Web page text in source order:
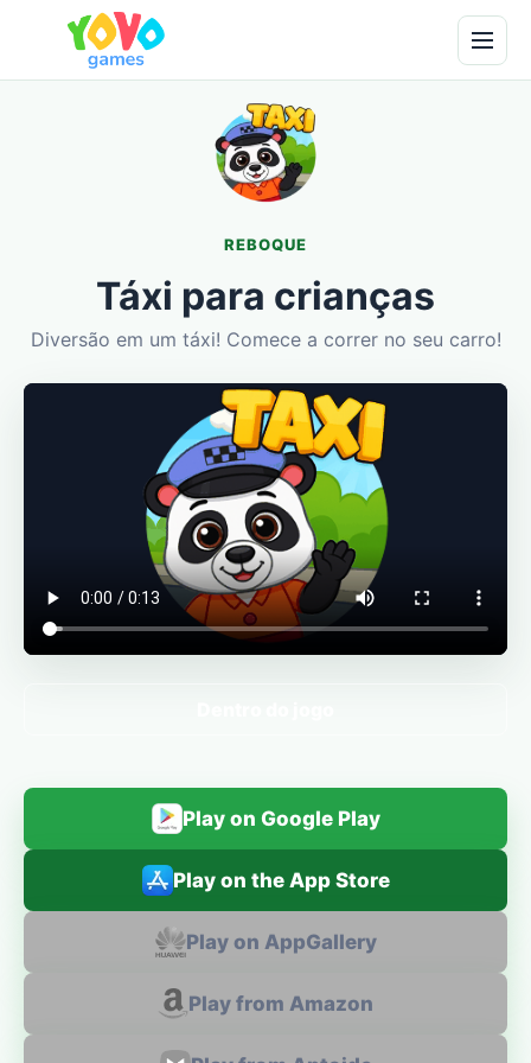
REBOQUE
Táxi para crianças
Diversão em um táxi! Comece a correr no seu carro!
Play on Google Play
Play on the App Store
Play on AppGallery
Play from Amazon